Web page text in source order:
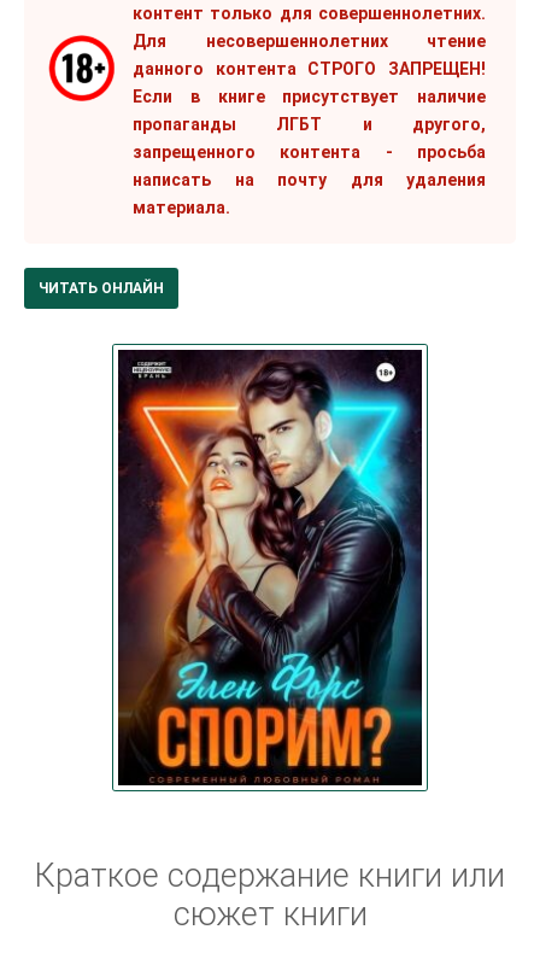
контент только для совершеннолетних.
Для несовершеннолетних чтение
данного контента СТРОГО ЗАПРЕЩЕН!
Если в книге присутствует наличие
пропаганды ЛГБТ и другого,
запрещенного контента - просьба
написать на почту для удаления
материала.
ЧИТАТЬ ОНЛАЙН
Краткое содержание книги или
сюжет книги